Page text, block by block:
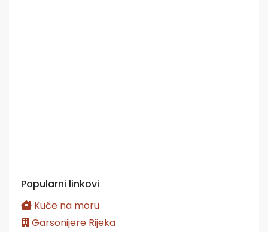
Popularni linkovi
Kuće na moru
Garsonijere Rijeka